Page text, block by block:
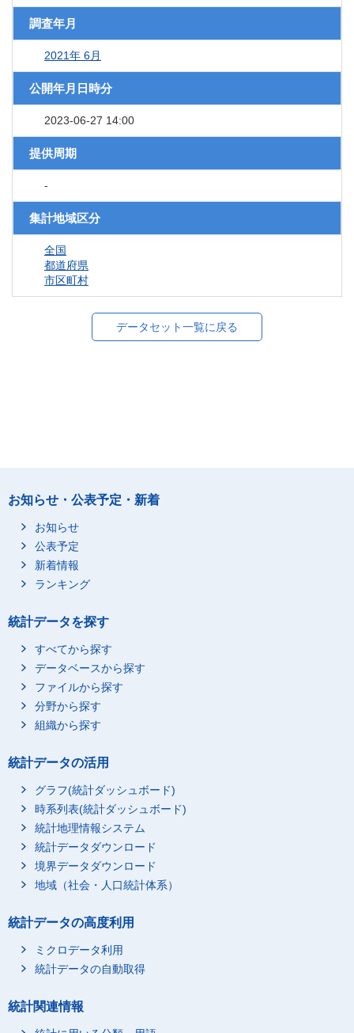
調査年月
2021年 6月
公開年月日時分
2023-06-27 14:00
提供周期
-
集計地域区分
全国
都道府県
市区町村
データセット一覧に戻る
お知らせ・公表予定・新着
お知らせ
公表予定
新着情報
ランキング
統計データを探す
すべてから探す
データベースから探す
ファイルから探す
分野から探す
組織から探す
統計データの活用
グラフ(統計ダッシュボード)
時系列表(統計ダッシュボード)
統計地理情報システム
統計データダウンロード
境界データダウンロード
地域（社会・人口統計体系）
統計データの高度利用
ミクロデータ利用
統計データの自動取得
統計関連情報